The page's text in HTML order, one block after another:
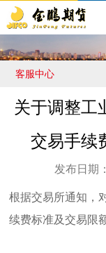
客服中心
关于调整工
交易手续
发布日
根据交易所通知，
续费标准及交易限